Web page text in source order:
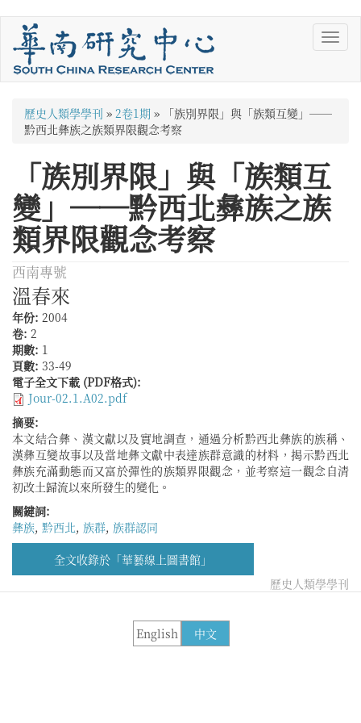
您
在
這
裡
歷史人類學學刊 » 2卷1期 »
「族別界限」與「族類互變」──
黔西北彝族之族類界限觀念考察
「族別界限」與「族類互
變」──黔西北彝族之族
類界限觀念考察
西南專號
溫春來
年份: 2004
卷: 2
期數: 1
頁數: 33-49
電子全文下載 (PDF格式):
Jour-02.1.A02.pdf
摘要:
本文結合彝、漢文獻以及實地調查，通過分析黔西北彝族的族稱、
漢彝互變故事以及當地彝文獻中表達族群意識的材料，揭示黔西北
彝族充滿動態而又富於彈性的族類界限觀念，並考察這一觀念自清
初改土歸流以來所發生的變化。
關鍵詞:
彝族, 黔西北, 族群, 族群認同
全文收錄於「華藝線上圖書館」
歷史人類學學刊
中文
English